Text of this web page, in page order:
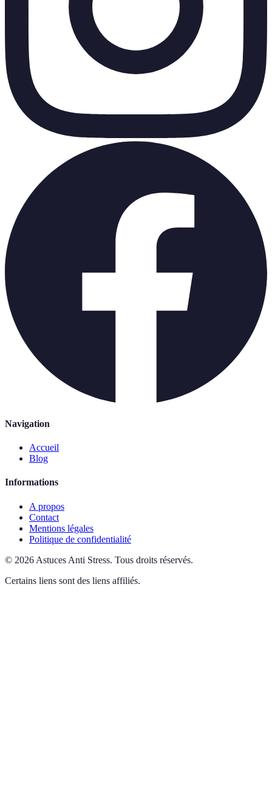
Navigation
Accueil
Blog
Informations
A propos
Contact
Mentions légales
Politique de confidentialité
© 2026 Astuces Anti Stress. Tous droits réservés.
Certains liens sont des liens affiliés.